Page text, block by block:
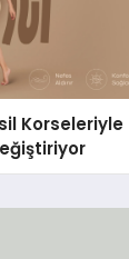
Korseleriyle